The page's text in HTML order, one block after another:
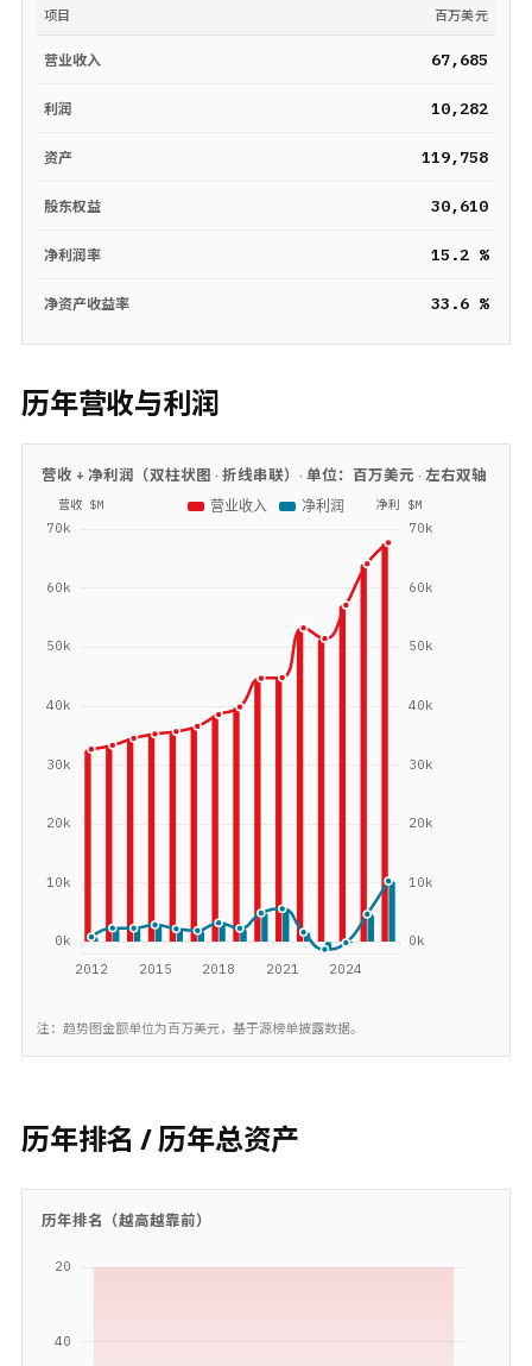
项目 百万美元
营业收入 67,685
利润 10,282
资产 119,758
股东权益 30,610
净利润率 15.2 %
净资产收益率 33.6 %
历年营收与利润
营收 + 净利润（双柱状图 · 折线串联）· 单位： 百万美元 · 左右双轴
注：趋势图金额单位为百万美元，基于源榜单披露数据。
历年排名 / 历年总资产
历年排名（越高越靠前）